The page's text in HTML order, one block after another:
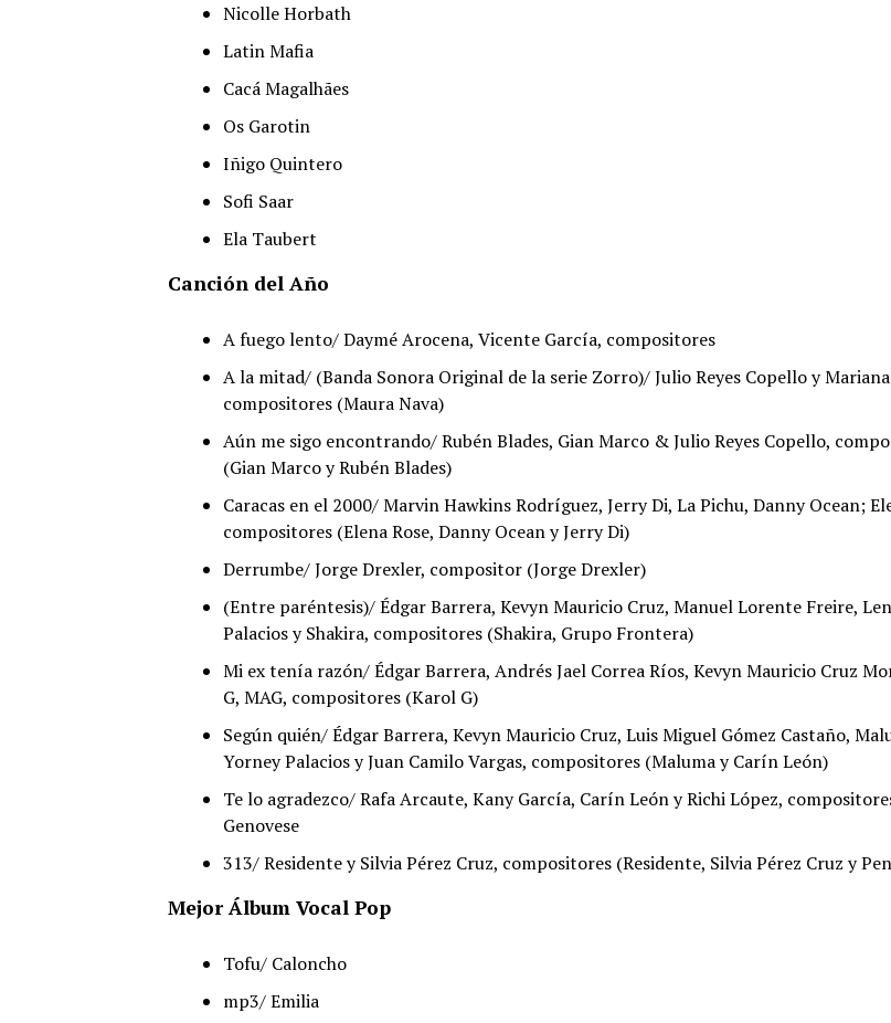
Nicolle Horbath
Latin Mafia
Cacá Magalhães
Os Garotin
Iñigo Quintero
Sofi Saar
Ela Taubert
Canción del Año
A fuego lento/ Daymé Arocena, Vicente García, compositores
A la mitad/ (Banda Sonora Original de la serie Zorro)/ Julio Reyes Copello y Mariana
compositores (Maura Nava)
Aún me sigo encontrando/ Rubén Blades, Gian Marco & Julio Reyes Copello,
(Gian Marco y Rubén Blades)
Caracas en el 2000/ Marvin Hawkins Rodríguez, Jerry Di, La Pichu, Danny Ocean;
compositores (Elena Rose, Danny Ocean y Jerry Di)
Derrumbe/ Jorge Drexler, compositor (Jorge Drexler)
(Entre paréntesis)/ Édgar Barrera, Kevyn Mauricio Cruz, Manuel Lorente Freire,
Palacios y Shakira, compositores (Shakira, Grupo Frontera)
Mi ex tenía razón/ Édgar Barrera, Andrés Jael Correa Ríos, Kevyn Mauricio Cruz
G, MAG, compositores (Karol G)
Según quién/ Édgar Barrera, Kevyn Mauricio Cruz, Luis Miguel Gómez Castaño,
Yorney Palacios y Juan Camilo Vargas, compositores (Maluma y Carín León)
Te lo agradezco/ Rafa Arcaute, Kany García, Carín León y Richi López,
Genovese
313/ Residente y Silvia Pérez Cruz, compositores (Residente, Silvia Pérez Cruz y
Mejor Álbum Vocal Pop
Tofu/ Caloncho
mp3/ Emilia